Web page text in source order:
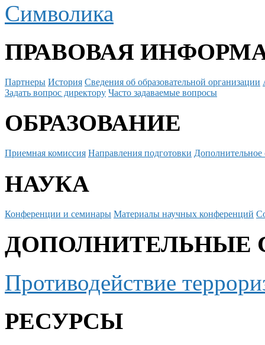
Символика
ПРАВОВАЯ
Партнеры История Сведения об образовательной организации
Задать вопрос директору Часто задаваемые вопросы
ОБРАЗОВАНИЕ
Приемная комиссия Направления подготовки Дополнительное
НАУКА
Конференции и семинары Материалы научных конференций
ДОПОЛНИТЕЛЬНЫЕ
Противодействие
РЕСУРСЫ